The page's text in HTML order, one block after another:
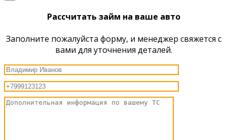
Рассчитать займ на ваше авто
Заполните пожалуйста форму, и менеджер свяжется с
вами для уточнения деталей.